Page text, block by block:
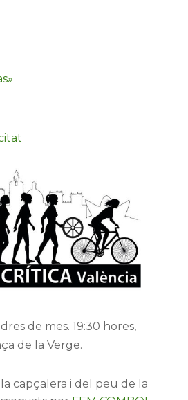
de mes. 19:30 hores,
de la Verge.
capçalera i del peu de la